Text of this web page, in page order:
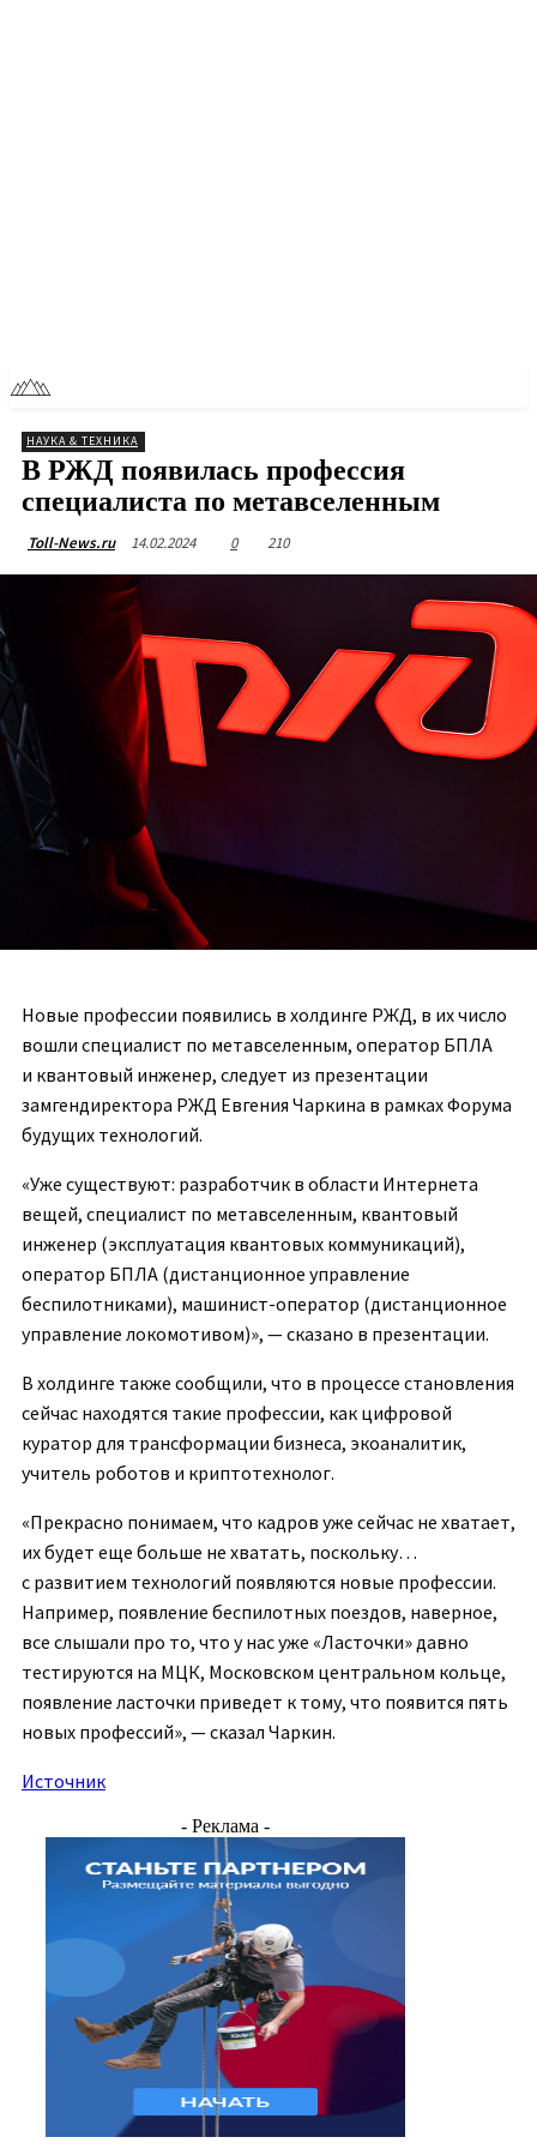
НАУКА & ТЕХНИКА
В РЖД появилась профессия
специалиста по метавселенным
Toll-News.ru 14.02.2024 0 210
Новые профессии появились в холдинге РЖД, в их число
вошли специалист по метавселенным, оператор БПЛА
и квантовый инженер, следует из презентации
замгендиректора РЖД Евгения Чаркина в рамках Форума
будущих технологий.
«Уже существуют: разработчик в области Интернета
вещей, специалист по метавселенным, квантовый
инженер (эксплуатация квантовых коммуникаций),
оператор БПЛА (дистанционное управление
беспилотниками), машинист-оператор (дистанционное
управление локомотивом)», — сказано в презентации.
В холдинге также сообщили, что в процессе становления
сейчас находятся такие профессии, как цифровой
куратор для трансформации бизнеса, экоаналитик,
учитель роботов и криптотехнолог.
«Прекрасно понимаем, что кадров уже сейчас не хватает,
их будет еще больше не хватать, поскольку…
с развитием технологий появляются новые профессии.
Например, появление беспилотных поездов, наверное,
все слышали про то, что у нас уже «Ласточки» давно
тестируются на МЦК, Московском центральном кольце,
появление ласточки приведет к тому, что появится пять
новых профессий», — сказал Чаркин.
Источник
- Реклама -